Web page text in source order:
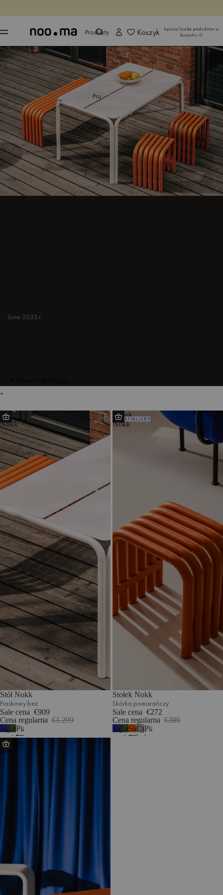
Kup teraz
Produkty
Sale
Pro
Więcej
Koszyk
Łączna liczba produktów w
koszyku:0
June 2023 r.
-
Stół
Nokk
Stół Nokk
Piaskowy beż
Sale cena €909
Cena regularna €1.299
Jagodowy
mus
Leśna
zieleń
Piaskowy
beż
Stołek
Nokk
BESTSELLERY
Stołek Nokk
Skórka pomarańczy
Sale cena €272
Cena regularna €389
Jagodowy
mus
Leśna
zieleń
Skórka
pomarańczy
CynkPiaskowy
beż
Ławka
Nokk